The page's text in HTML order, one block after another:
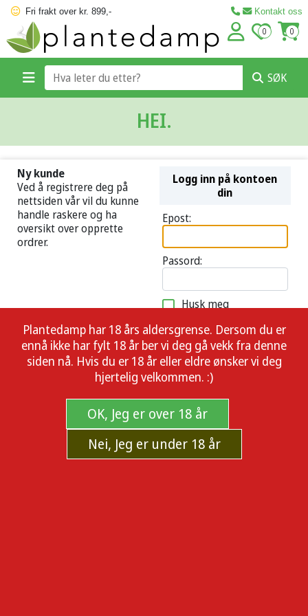
Fri frakt over kr. 899,- Kontakt oss
SØK
0 0
HEI.
Ny kunde
Ved å registrere deg på
nettsiden vår vil du kunne
handle raskere og ha
oversikt over opprette
ordrer.
REGISTRER DEG HER
Logg inn på kontoen
din
Epost:
Passord:
Husk meg
LOGG INN
Informasjon
Personvern
Min konto
Min konto
Ordrer
Plantedamp har 18 års aldersgrense. Dersom du er
ennå ikke har fylt 18 år ber vi deg gå vekk fra denne
siden nå. Hvis du er 18 år eller eldre ønsker vi deg
hjertelig velkommen. :)
OK, Jeg er over 18 år
Nei, Jeg er under 18 år